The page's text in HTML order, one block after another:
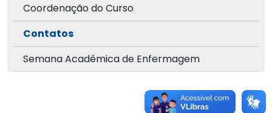
Coordenação do Curso
Contatos
Semana Acadêmica de Enfermagem